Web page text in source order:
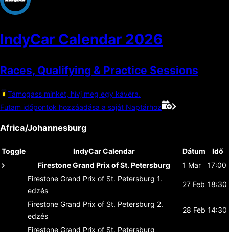
IndyCar Calendar 2026
Races, Qualifying & Practice Sessions
Támogass minket, hívj meg egy kávéra.
Futam időpontok hozzáadása a saját Naptárhoz
Africa/Johannesburg
Toggle IndyCar Calendar Dátum
Idő
Firestone Grand Prix of St. Petersburg
1 Mar
17:00
Firestone Grand Prix of St. Petersburg 1.
edzés
27 Feb 18:30
Firestone Grand Prix of St. Petersburg 2.
edzés
28 Feb 14:30
Firestone Grand Prix of St. Petersburg